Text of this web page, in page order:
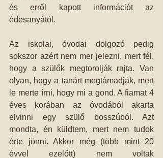
és erről kapott információt az
édesanyától.
Az iskolai, óvodai dolgozó pedig
sokszor azért nem mer jelezni, mert fél,
hogy a szülők megtorolják rajta. Van
olyan, hogy a tanárt megtámadják, mert
le merte írni, hogy mi a gond. A fiamat 4
éves korában az óvodából akarta
elvinni egy szülő bosszúból. Azt
mondta, én küldtem, mert nem tudok
érte jönni. Akkor még (több mint 20
évvel ezelőtt) nem voltak